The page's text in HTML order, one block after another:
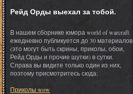
Рейд Орды выехал за тобой.
В нашем сборнике юмора world of warcraft
ежедневно публикуется до 30 материалов
(это могут быть скрины, приколы, обои,
Рейд Орды и прочие шутки) в сутки.
Справа вы видите только один из них,
поэтому присмотритесь сюда:
Приколы wow